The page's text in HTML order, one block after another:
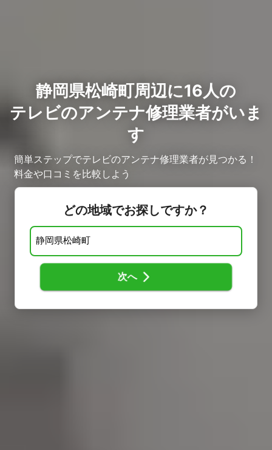
静岡県松崎町周辺に16人の
テレビのアンテナ修理業者がいま
す
簡単ステップでテレビのアンテナ修理業者が見つかる！
料金や口コミを比較しよう
どの地域でお探しですか？
次へ